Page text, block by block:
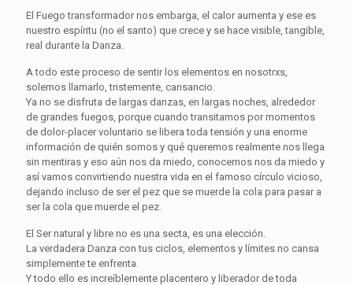
El Fuego transformador nos embarga, el calor aumenta y ese es
nuestro espíritu (no el santo) que crece y se hace visible, tangible,
real durante la Danza.
A todo este proceso de sentir los elementos en nosotrxs,
solemos llamarlo, tristemente, cansancio.
Ya no se disfruta de largas danzas, en largas noches, alrededor
de grandes fuegos, porque cuando transitamos por momentos
de dolor-placer voluntario se libera toda tensión y una enorme
información de quién somos y qué queremos realmente nos llega
sin mentiras y eso aún nos da miedo, conocernos nos da miedo y
así vamos convirtiendo nuestra vida en el famoso círculo vicioso,
dejando incluso de ser el pez que se muerde la cola para pasar a
ser la cola que muerde el pez.
El Ser natural y libre no es una secta, es una elección.
La verdadera Danza con tus ciclos, elementos y límites no cansa
simplemente te enfrenta.
Y todo ello es increíblemente placentero y liberador de toda